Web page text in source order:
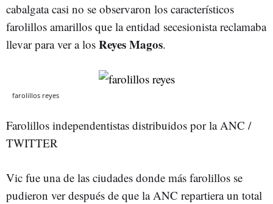
cabalgata casi no se observaron los característicos
farolillos amarillos que la entidad secesionista reclamaba
llevar para ver a los Reyes Magos.
farolillos reyes
Farolillos independentistas distribuidos por la ANC /
TWITTER
Vic fue una de las ciudades donde más farolillos se
pudieron ver después de que la ANC repartiera un total